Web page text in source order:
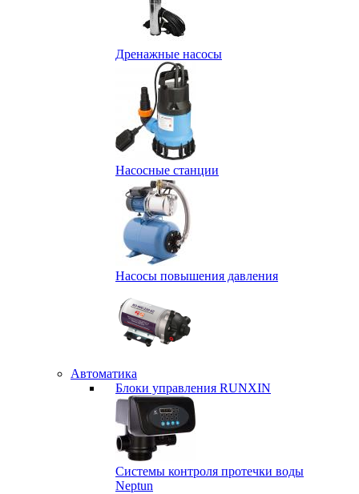
Дренажные насосы
Насосные станции
Насосы повышения давления
Автоматика
Блоки управления RUNXIN
Системы контроля протечки воды
Neptun